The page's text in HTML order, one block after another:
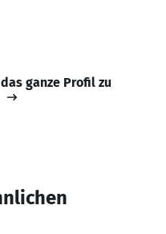
ganze Profil zu